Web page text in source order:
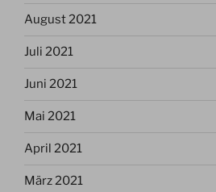
August 2021
Juli 2021
Juni 2021
Mai 2021
April 2021
März 2021